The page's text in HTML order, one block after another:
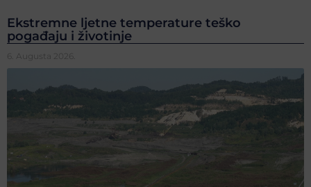
Ekstremne ljetne temperature teško
pogađaju i životinje
6. Augusta 2026.